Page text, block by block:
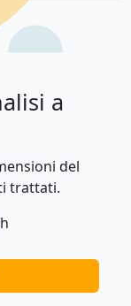
a
del
trattati.